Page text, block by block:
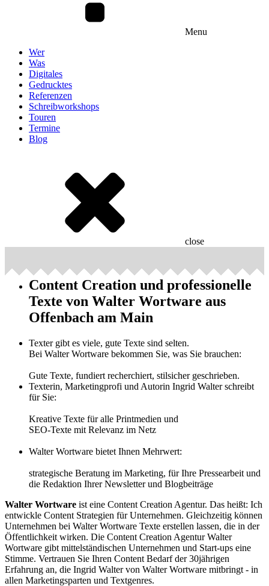
Menu
Wer
Was
Digitales
Gedrucktes
Referenzen
Schreibworkshops
Touren
Termine
Blog
close
Content Creation und professionelle
Texte von Walter Wortware aus
Offenbach am Main
Texter gibt es viele, gute Texte sind selten.
Bei Walter Wortware bekommen Sie, was Sie brauchen:
Gute Texte, fundiert recherchiert, stilsicher geschrieben.
Texterin, Marketingprofi und Autorin Ingrid Walter schreibt
für Sie:
Kreative Texte für alle Printmedien und
SEO-Texte mit Relevanz im Netz
Walter Wortware bietet Ihnen Mehrwert:
strategische Beratung im Marketing, für Ihre Pressearbeit und
die Redaktion Ihrer Newsletter und Blogbeiträge
Walter Wortware ist eine Content Creation Agentur. Das heißt: Ich
entwickle Content Strategien für Unternehmen. Gleichzeitig können
Unternehmen bei Walter Wortware Texte erstellen lassen, die in der
Öffentlichkeit wirken. Die Content Creation Agentur Walter
Wortware gibt mittelständischen Unternehmen und Start-ups eine
Stimme. Vertrauen Sie Ihren Content Bedarf der 30jährigen
Erfahrung an, die Ingrid Walter von Walter Wortware mitbringt - in
allen Marketingsparten und Textgenres.